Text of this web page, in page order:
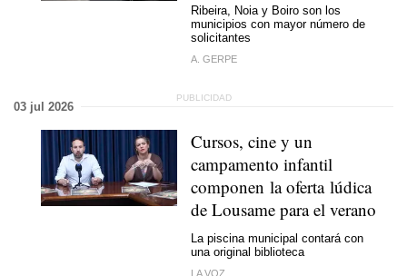
Ribeira, Noia y Boiro son los
municipios con mayor número de
solicitantes
A. GERPE
03 jul 2026
Cursos, cine y un
campamento infantil
componen la oferta lúdica
de Lousame para el verano
La piscina municipal contará con
una original biblioteca
LA VOZ